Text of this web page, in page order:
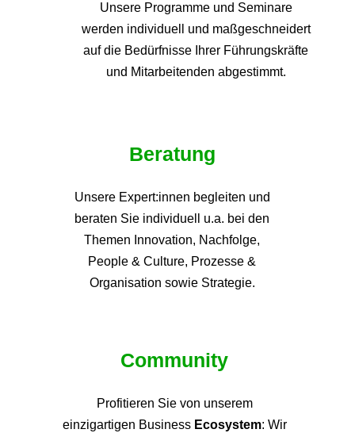
Unsere Programme und Seminare
werden individuell und maßgeschneidert
auf die Bedürfnisse Ihrer Führungskräfte
und Mitarbeitenden abgestimmt.
Beratung
Unsere Expert:innen begleiten und
beraten Sie individuell u.a. bei den
Themen Innovation, Nachfolge,
People & Culture, Prozesse &
Organisation sowie Strategie.
Community
Profitieren Sie von unserem
einzigartigen Business Ecosystem: Wir